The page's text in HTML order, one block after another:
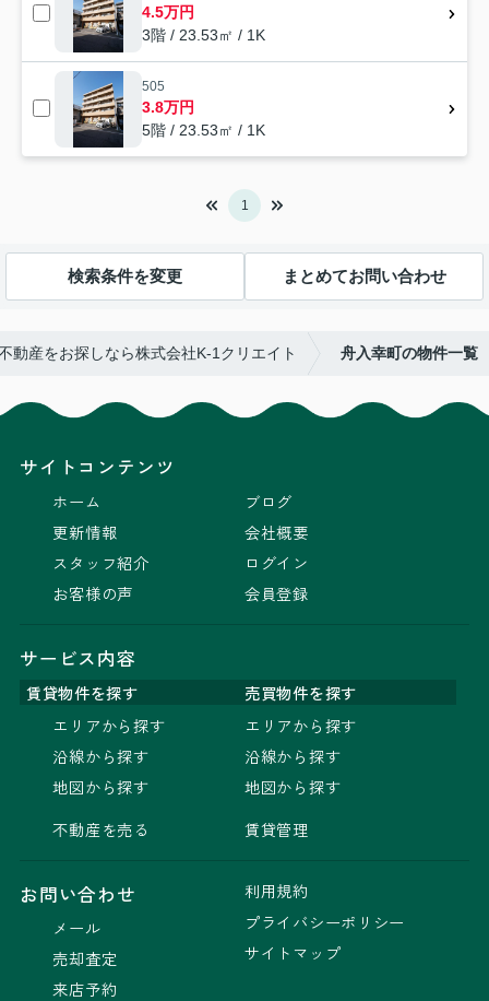
4.5万円
3階 / 23.53㎡ / 1K
505
3.8万円
5階 / 23.53㎡ / 1K
1
検索条件を変更 まとめてお問い合わせ
動産をお探しなら株式会社K-1クリエイト 舟入幸町の物件一覧
サイトコンテンツ
ホーム
更新情報
スタッフ紹介
お客様の声
ブログ
会社概要
ログイン
会員登録
サービス内容
賃貸物件を探す
売買物件を探す
エリアから探す
沿線から探す
地図から探す
不動産を売る
エリアから探す
沿線から探す
地図から探す
賃貸管理
お問い合わせ
メール
売却査定
来店予約
利用規約
プライバシーポリシー
サイトマップ